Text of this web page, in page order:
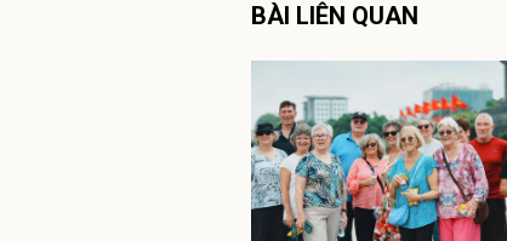
BÀI LIÊN QUAN